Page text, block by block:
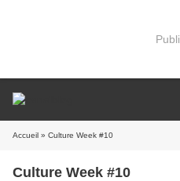
Accueil » Culture Week #10
Culture Week #10